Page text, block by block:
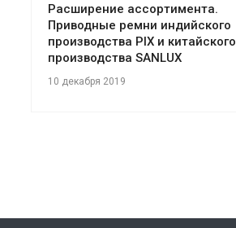
Расширение ассортимента.
Приводные ремни индийского
производства PIX и китайского
производства SANLUX
10 декабря 2019